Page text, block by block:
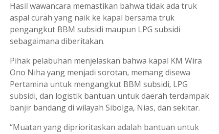
Hasil wawancara memastikan bahwa tidak ada truk
aspal curah yang naik ke kapal bersama truk
pengangkut BBM subsidi maupun LPG subsidi
sebagaimana diberitakan.
Pihak pelabuhan menjelaskan bahwa kapal KM Wira
Ono Niha yang menjadi sorotan, memang disewa
Pertamina untuk mengangkut BBM subsidi, LPG
subsidi, dan logistik bantuan untuk daerah terdampak
banjir bandang di wilayah Sibolga, Nias, dan sekitar.
“Muatan yang diprioritaskan adalah bantuan untuk